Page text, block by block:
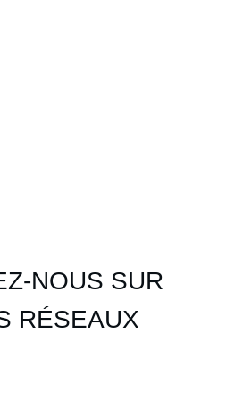
NOUS SUR
RÉSEAUX